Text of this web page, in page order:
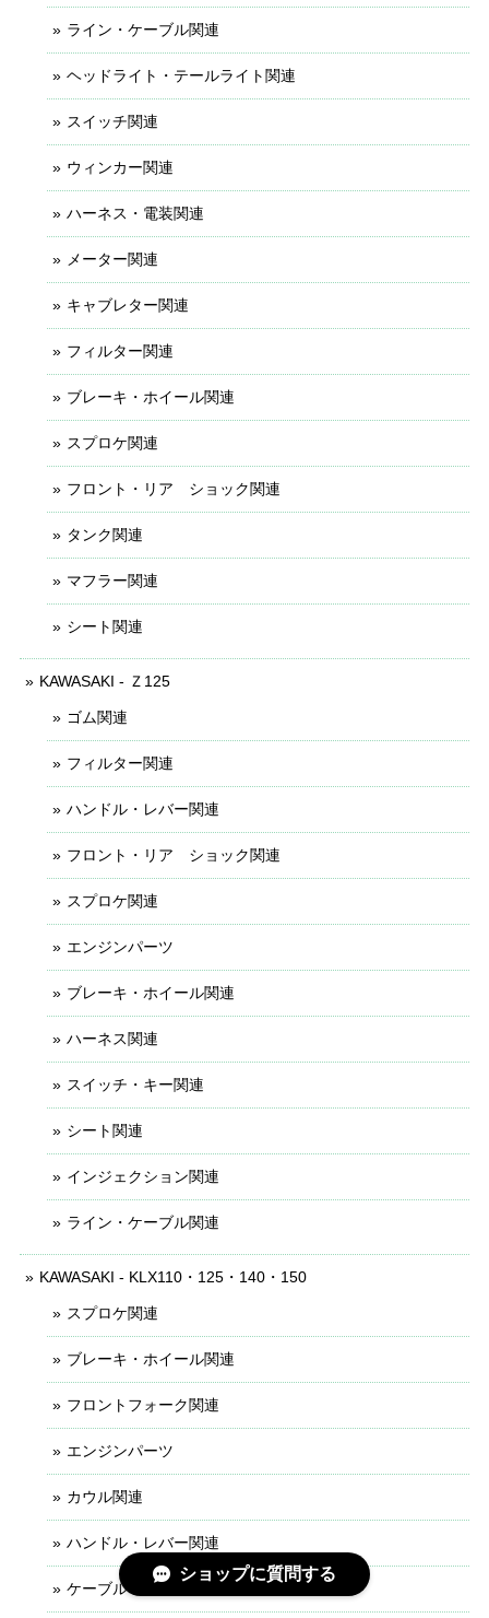
ライン・ケーブル関連
ヘッドライト・テールライト関連
スイッチ関連
ウィンカー関連
ハーネス・電装関連
メーター関連
キャブレター関連
フィルター関連
ブレーキ・ホイール関連
スプロケ関連
フロント・リア ショック関連
タンク関連
マフラー関連
シート関連
KAWASAKI - Ｚ125
ゴム関連
フィルター関連
ハンドル・レバー関連
フロント・リア ショック関連
スプロケ関連
エンジンパーツ
ブレーキ・ホイール関連
ハーネス関連
スイッチ・キー関連
シート関連
インジェクション関連
ライン・ケーブル関連
KAWASAKI - KLX110・125・140・150
スプロケ関連
ブレーキ・ホイール関連
フロントフォーク関連
エンジンパーツ
カウル関連
ハンドル・レバー関連
ケーブル・ライン関連
ショップに質問する